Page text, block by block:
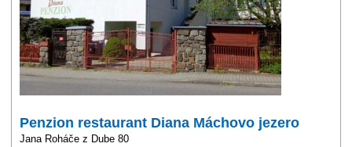
Penzion restaurant Diana Máchovo jezero
Jana Roháče z Dube 80